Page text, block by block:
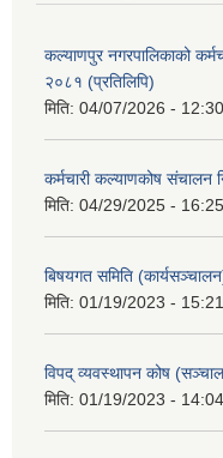
कल्याणपुर नगरपालिकाको
२०८१ (प्रतिलिपि)
मिति: 04/07/2026 - 12:30
कर्मचारी कल्याणकोष संचालन
मिति: 04/29/2025 - 16:25
बिषयगत समिति
मिति: 01/19/2023 - 15:21
विपद् व्यवस्थापन कोष
मिति: 01/19/2023 - 14:04